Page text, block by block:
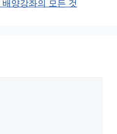
양강좌의 모든 것